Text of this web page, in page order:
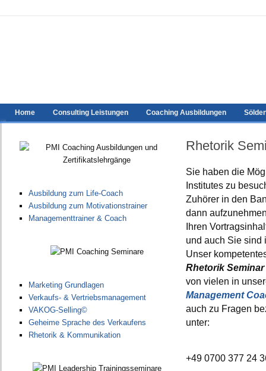
Home Consulting Leistungen Coaching Ausbildungen
Rhetorik
Sie haben die
Institutes zu
Zuhörer in den
dann
Ihren
und auch Sie sind
Unser
Rhetorik Seminar
von vielen in
Management
auch zu Fragen
unter:
+49 0700 377 24
Ausbildung zum Life-Coach
Ausbildung zum Motivationstrainer
Managementtrainer & Coach
Marketing Grundlagen
Verkaufs- & Vertriebsmanagement
VAKOG-Selling©
Geheime Sprache des Verkaufens
Rhetorik & Kommunikation